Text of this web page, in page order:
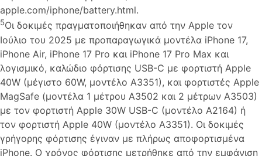
apple.com/iphone/battery.html.
5Οι δοκιμές πραγματοποιήθηκαν από την Apple τον
Ιούλιο του 2025 με προπαραγωγικά μοντέλα iPhone 17,
iPhone Air, iPhone 17 Pro και iPhone 17 Pro Max και
λογισμικό, καλώδιο φόρτισης USB-C με φορτιστή Apple
40W (μέγιστο 60W, μοντέλο A3351), και φορτιστές Apple
MagSafe (μοντέλα 1 μέτρου A3502 και 2 μέτρων A3503)
με τον φορτιστή Apple 30W USB-C (μοντέλο A2164) ή
τον φορτιστή Apple 40W (μοντέλο A3351). Οι δοκιμές
γρήγορης φόρτισης έγιναν με πλήρως αποφορτισμένα
iPhone. Ο χρόνος φόρτισης μετρήθηκε από την εμφάνιση